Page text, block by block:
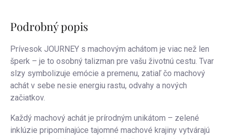
Podrobný popis
Prívesok JOURNEY s machovým achátom je viac než len
šperk – je to osobný talizman pre vašu životnú cestu. Tvar
slzy symbolizuje emócie a premenu, zatiaľ čo machový
achát v sebe nesie energiu rastu, odvahy a nových
začiatkov.
Každý machový achát je prírodným unikátom – zelené
inklúzie pripomínajúce tajomné machové krajiny vytvárajú